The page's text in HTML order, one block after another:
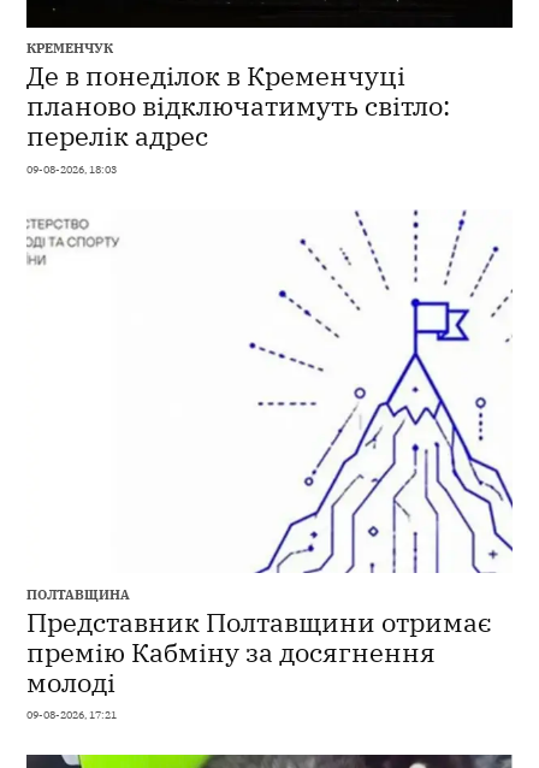
КРЕМЕНЧУК
Де в понеділок в Кременчуці
планово відключатимуть світло:
перелік адрес
09-08-2026, 18:03
ПОЛТАВЩИНА
Представник Полтавщини отримає
премію Кабміну за досягнення
молоді
09-08-2026, 17:21